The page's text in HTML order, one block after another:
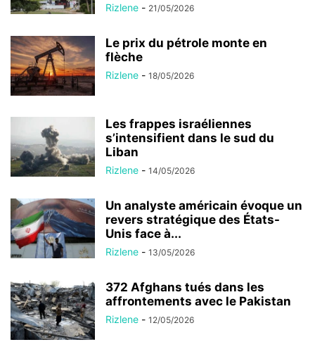
Rizlene - 21/05/2026
Le prix du pétrole monte en
flèche
Rizlene - 18/05/2026
Les frappes israéliennes
s’intensifient dans le sud du
Liban
Rizlene - 14/05/2026
Un analyste américain évoque un
revers stratégique des États-
Unis face à...
Rizlene - 13/05/2026
372 Afghans tués dans les
affrontements avec le Pakistan
Rizlene - 12/05/2026